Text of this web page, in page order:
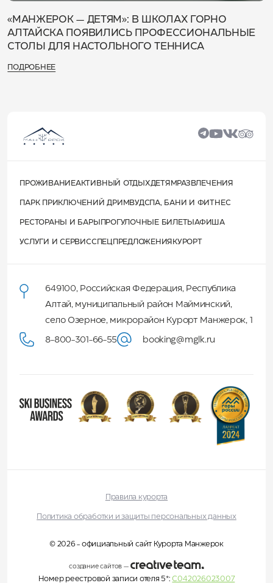
«МАНЖЕРОК — ДЕТЯМ»: В ШКОЛАХ ГОРНО
АЛТАЙСКА ПОЯВИЛИСЬ ПРОФЕССИОНАЛЬНЫЕ
СТОЛЫ ДЛЯ НАСТОЛЬНОГО ТЕННИСА
ПОДРОБНЕЕ
ПРОЖИВАНИЕАКТИВНЫЙ ОТДЫХДЕТЯМ РАЗВЛЕЧЕНИЯ
ПАРК ПРИКЛЮЧЕНИЙ ДРИМВУД СПА, БАНИ И ФИТНЕС
РЕСТОРАНЫ И БАРЫ ПРОГУЛОЧНЫЕ БИЛЕТЫАФИША
УСЛУГИ И СЕРВИССПЕЦПРЕДЛОЖЕНИЯ КУРОРТ
649100, Российская Федерация, Республика
Алтай, муниципальный район Майминский,
село Озерное, микрорайон Курорт Манжерок, 1
8-800-301-66-55 booking@mglk.ru
Правила курорта
Политика обработки и защиты персональных данных
© 2026 - официальный сайт Курорта Манжерок
создание сайтов—
Номер реестровой записи отеля 5*:С042026023007